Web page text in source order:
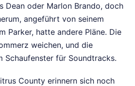
Dean oder Marlon Brando, doch
angeführt von seinem
Parker, hatte andere Pläne. Die
weichen, und die
Schaufenster für Soundtracks.
County erinnern sich noch